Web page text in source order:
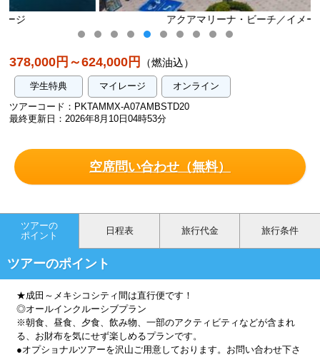
アクアマリーナ・ビーチ／イメージ
378,000円～624,000円 （燃油込）
学生特典 マイレージ
オンライン
ツアーコード：PKTAMMX-A07AMBSTD20
最終更新日：2026年8月10日04時53分
空席問い合わせ（無料）
ツアーの
ポイント
日程表 旅行代金 旅行条件
ツアーのポイント
★成田～メキシコシティ間は直行便です！
◎オールインクルーシブプラン
※朝食、昼食、夕食、飲み物、一部のアクティビティなどが含まれ
る、お財布を気にせず楽しめるプランです。
●オプショナルツアーを沢山ご用意しております。お問い合わせ下さ